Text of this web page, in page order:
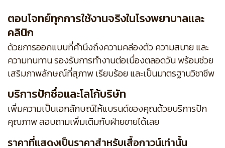
ตอบโจทย์ทุกการใช้งานจริงในโรงพยาบาลและ
คลินิก
ด้วยการออกแบบที่คำนึงถึงความคล่องตัว ความสบาย และ
ความทนทาน รองรับการทำงานต่อเนื่องตลอดวัน พร้อมช่วย
เสริมภาพลักษณ์ที่สุภาพ เรียบร้อย และเป็นมาตรฐานวิชาชีพ
บริการปักชื่อและโลโก้บริษัท
เพิ่มความเป็นเอกลักษณ์ให้แบรนด์ของคุณด้วยบริการปัก
คุณภาพ สอบถามเพิ่มเติมกับฝ่ายขายได้เลย
ราคาที่แสดงเป็นราคาสำหรับเสื้อกาวน์เท่านั้น